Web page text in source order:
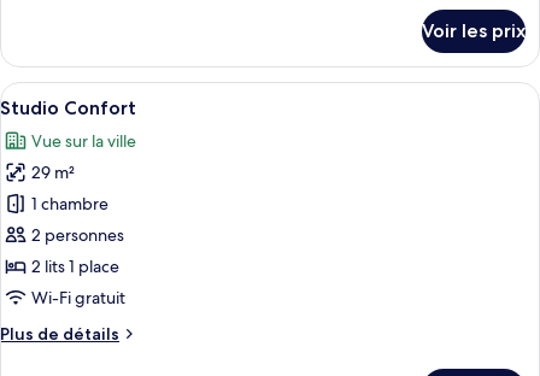
le
type
de
Studio
Standard
Voir les prix
Afficher
toutes
les
photos
pour
ce
type
de
chambre :
Studio
Une chambre d’hôtel avec un
4
Studio Confort
Vue sur la ville
29 m²
1 chambre
2 personnes
2 lits 1 place
Wi-Fi gratuit
Plus de détails
Plus